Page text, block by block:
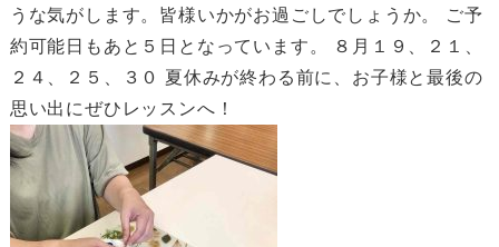
うな気がします。皆様いかがお過ごしでしょうか。 ご予
約可能日もあと５日となっています。 ８月１９、２１、
２４、２５、３０ 夏休みが終わる前に、お子様と最後の
思い出にぜひレッスンへ！